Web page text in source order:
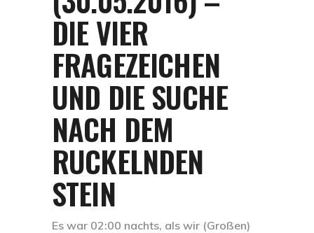
DIE VIER
FRAGEZEICHEN
UND DIE SUCHE
NACH DEM
RUCKELNDEN
STEIN
Es war 02:00 nachts, als wir (Großen)